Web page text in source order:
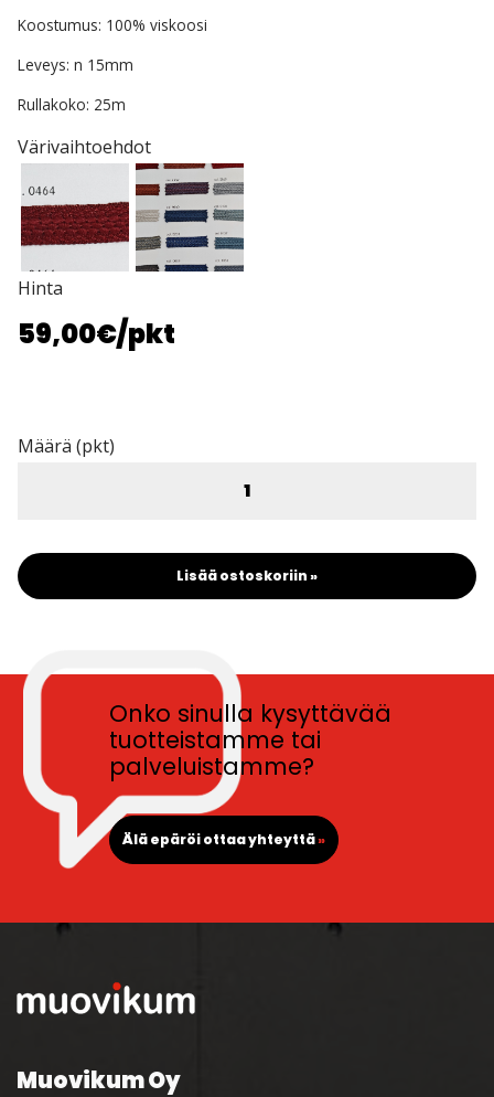
Koostumus: 100% viskoosi
Leveys: n 15mm
Rullakoko: 25m
Värivaihtoehdot
Hinta
59,00€/pkt
Määrä (pkt)
Lisää ostoskoriin »
Onko sinulla kysyttävää
tuotteistamme tai
palveluistamme?
Älä epäröi ottaa yhteyttä»
Muovikum Oy